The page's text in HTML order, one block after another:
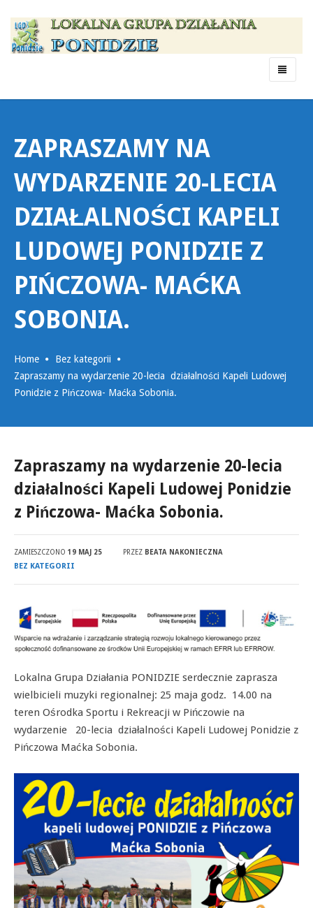
Menu
ZAPRASZAMY NA
WYDARZENIE 20-LECIA
DZIAŁALNOŚCI KAPELI
LUDOWEJ PONIDZIE Z
PIŃCZOWA- MAĆKA
SOBONIA.
Home
Bez kategorii
Zapraszamy na wydarzenie 20-lecia działalności Kapeli Ludowej
Ponidzie z Pińczowa- Maćka Sobonia.
Zapraszamy na wydarzenie 20-lecia
działalności Kapeli Ludowej Ponidzie
z Pińczowa- Maćka Sobonia.
ZAMIESZCZONO 19 MAJ 25 PRZEZ BEATA NAKONIECZNA
BEZ KATEGORII
Lokalna Grupa Działania PONIDZIE serdecznie zaprasza
wielbicieli muzyki regionalnej: 25 maja godz. 14.00 na
teren Ośrodka Sportu i Rekreacji w Pińczowie na
wydarzenie 20-lecia działalności Kapeli Ludowej Ponidzie z
Pińczowa Maćka Sobonia.